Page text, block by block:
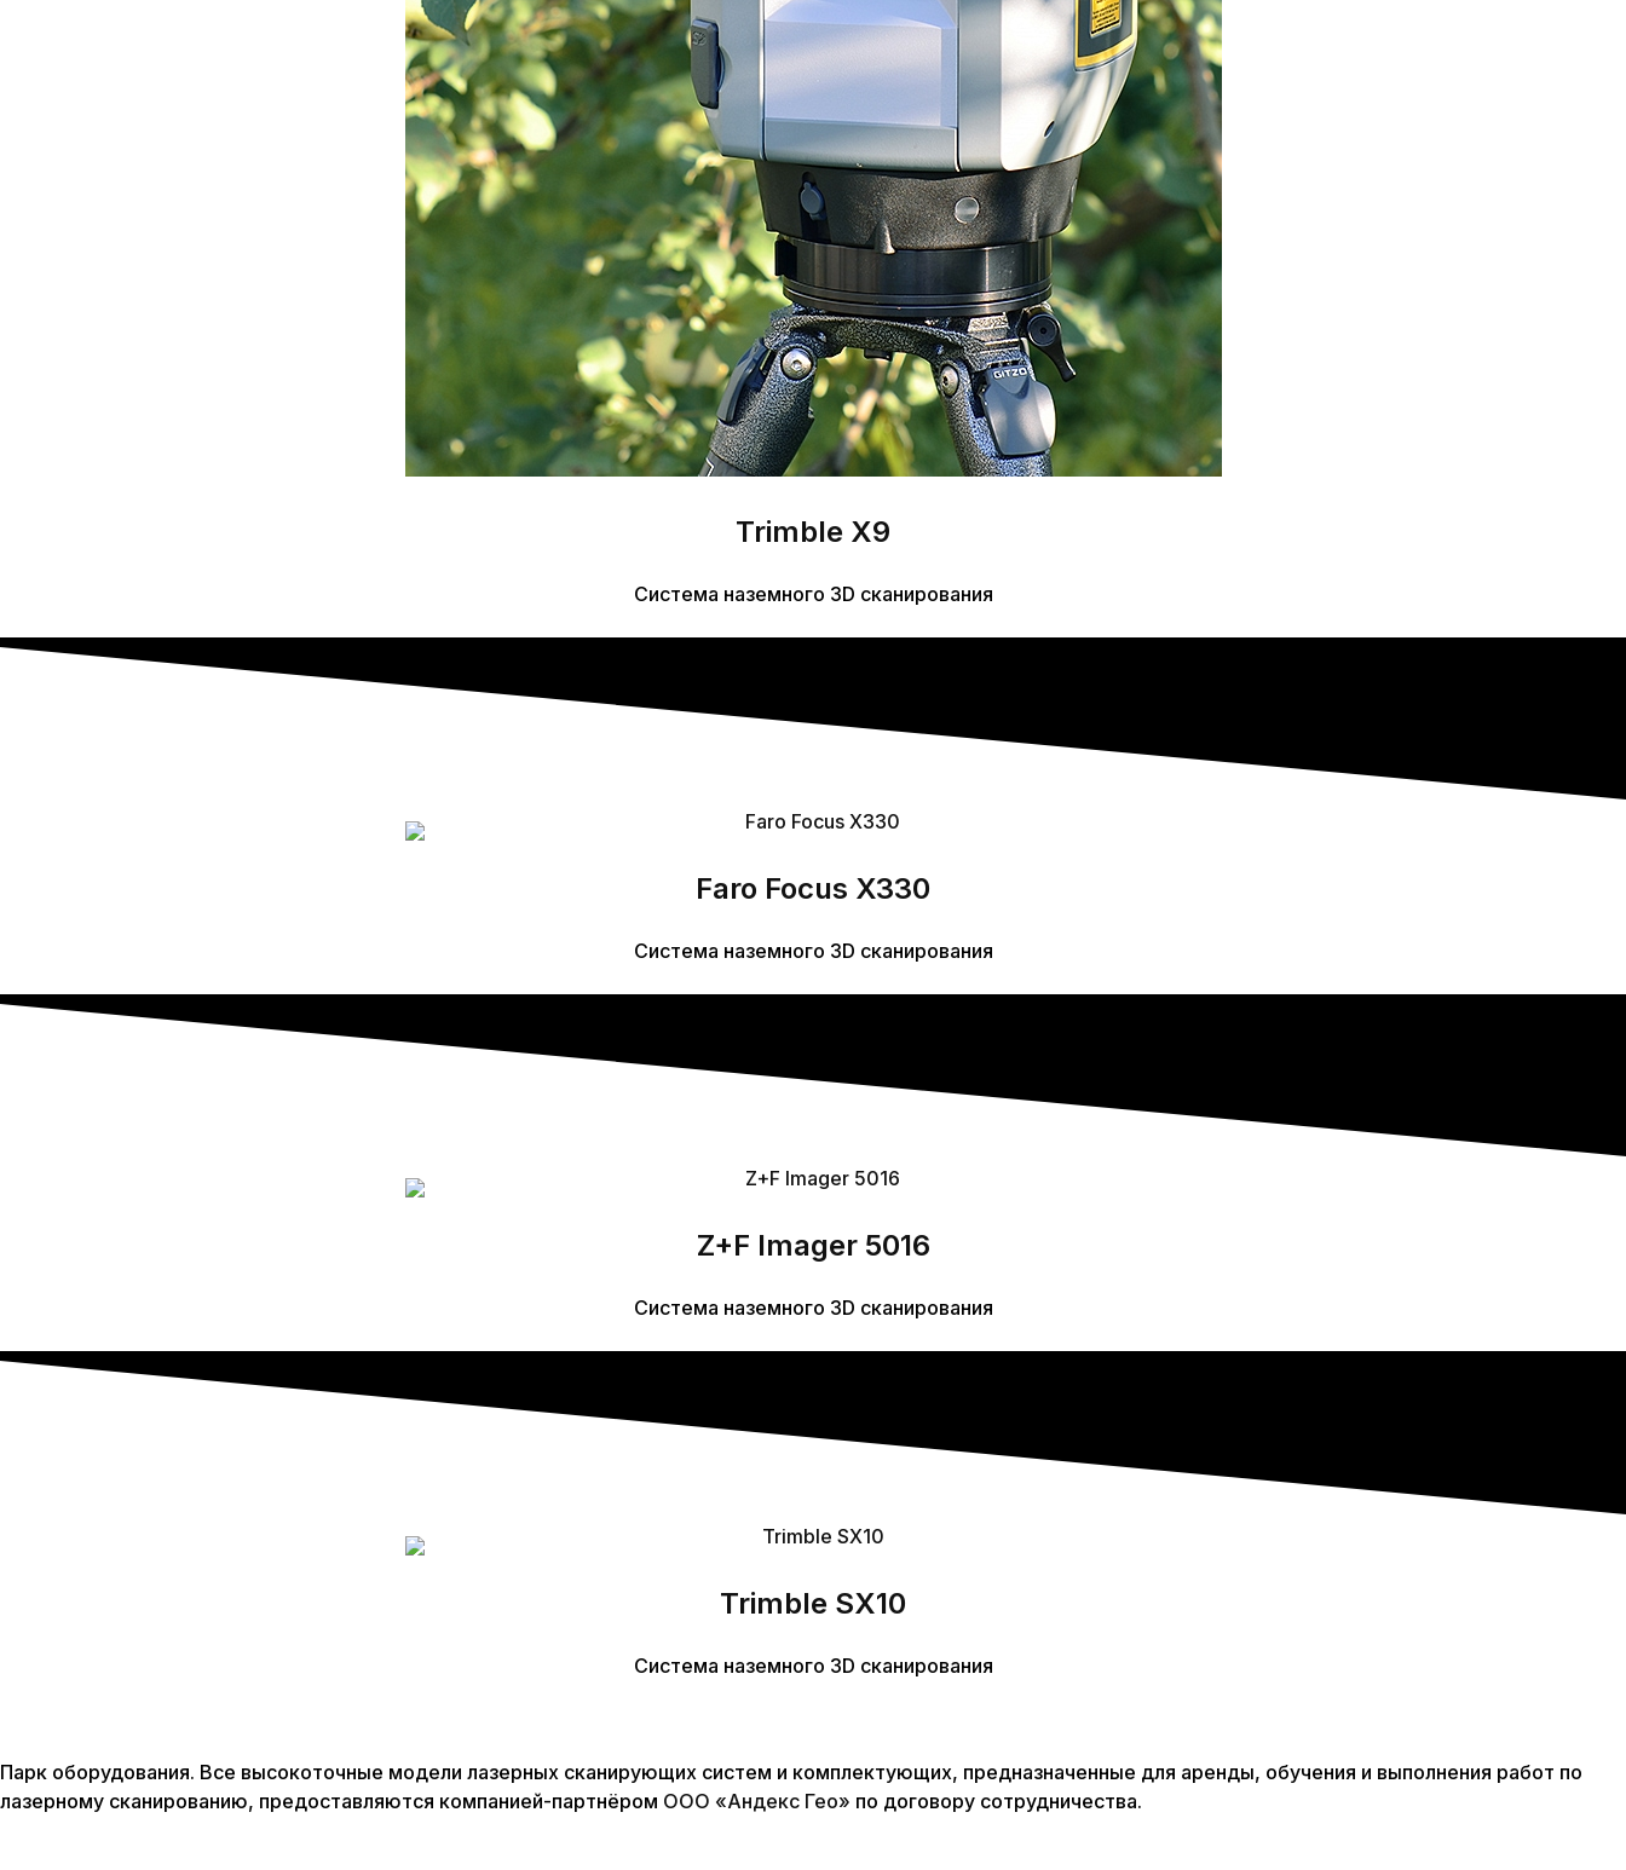
Trimble X9
Система наземного 3D сканирования
Faro Focus X330
Система наземного 3D сканирования
Z+F Imager 5016
Система наземного 3D сканирования
Trimble SX10
Система наземного 3D сканирования
Парк оборудования. Все высокоточные модели лазерных сканирующих систем и комплектующих, предназначенные для аренды, обучения и выполнения работ по
лазерному сканированию, предоставляются компанией-партнёром ООО «Андекс Гео» по договору сотрудничества.